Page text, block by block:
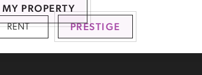
RENT PRESTIGE
MY PROPERTY